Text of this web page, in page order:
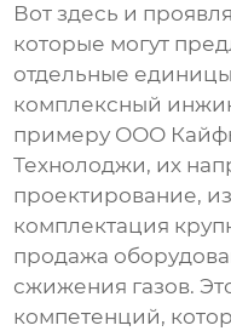
Вот здесь и
которые могут
отдельные
комплексный
примеру ООО
Технолоджи, их
проектирование,
комплектация
продажа
сжижения газов.
компетенций,